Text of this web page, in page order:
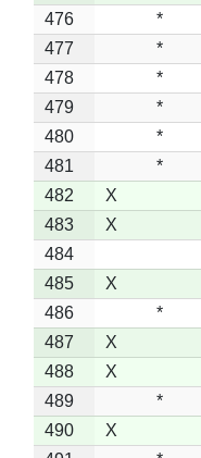
476
*
477
*
478
*
479
*
480
*
481
*
482
X
483
X
484
485
X
486
*
487
X
488
X
489
*
490
X